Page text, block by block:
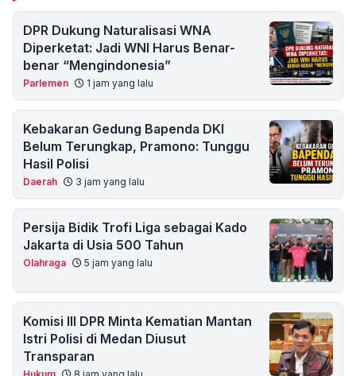
DPR Dukung Naturalisasi WNA
Diperketat: Jadi WNI Harus Benar-
benar “Mengindonesia”
Parlemen 1 jam yang lalu
Kebakaran Gedung Bapenda DKI
Belum Terungkap, Pramono: Tunggu
Hasil Polisi
Daerah 3 jam yang lalu
Persija Bidik Trofi Liga sebagai Kado
Jakarta di Usia 500 Tahun
Olahraga 5 jam yang lalu
Komisi III DPR Minta Kematian Mantan
Istri Polisi di Medan Diusut
Transparan